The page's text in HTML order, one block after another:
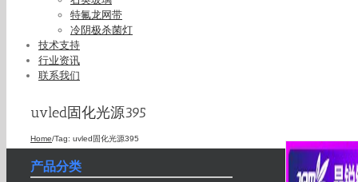
特氟龙网带
冷阴极杀菌灯
技术支持
行业资讯
联系我们
uvled固化光源395
Home/Tag: uvled固化光源395
产品分类